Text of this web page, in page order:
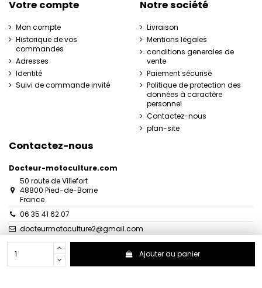
Ajouter au panier
Votre compte
Mon compte
Historique de vos
commandes
Adresses
Identité
Suivi de commande invité
Notre société
Livraison
Mentions légales
conditions generales de
vente
Paiement sécurisé
Politique de protection des
données à caractère
personnel
Contactez-nous
plan-site
Contactez-nous
Docteur-motoculture.com
50 route de Villefort
48800 Pied-de-Borne
France
06 35 41 62 07
docteurmotoculture2@gmail.com